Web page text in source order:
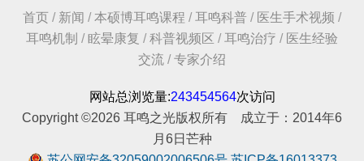
首页 / 新闻 /本硕博耳鸣课程 /耳鸣科普 / 医生手术视频 /
耳鸣机制 /眩晕康复 /科普视频区 /耳鸣治疗 / 医生经验
交流 /专家介绍
网站总浏览量:243454564次访问
Copyright ©2026 耳鸣之光版权所有 成立于：2014年6
月6日芒种